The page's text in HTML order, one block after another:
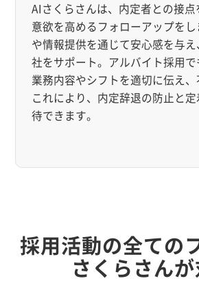
AIさくらさんは、内定者との接
意欲を高めるフォローアップを
や情報提供を通じて安心感を与
社をサポート。アルバイト採用
業務内容やシフトを適切に伝え、
これにより、内定辞退の防止と
待できます。
採用活動の全ての
さくらさん